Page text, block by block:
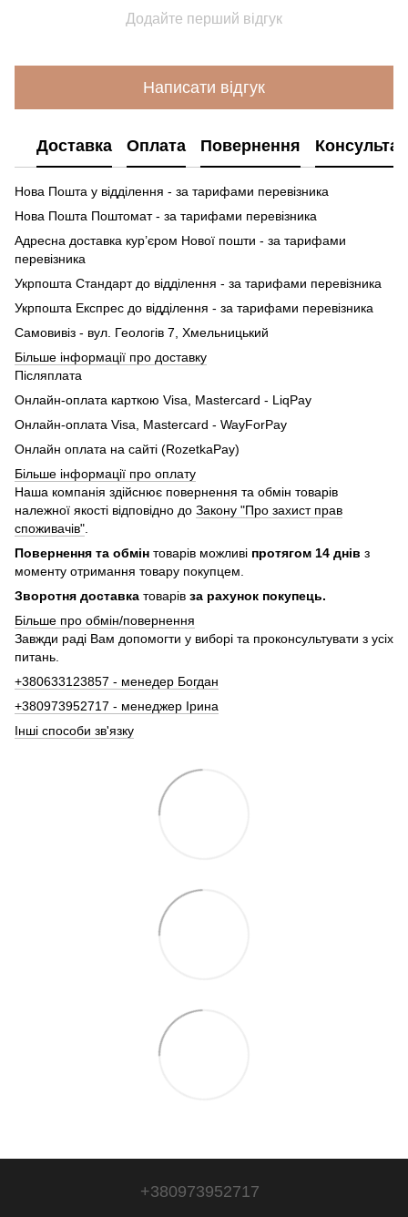
Додайте перший відгук
Написати відгук
Доставка Оплата Повернення
Нова Пошта у відділення - за тарифами перевізника
Нова Пошта Поштомат - за тарифами перевізника
Адресна доставка кур’єром Нової пошти - за тарифами
перевізника
Укрпошта Стандарт до відділення - за тарифами перевізника
Укрпошта Експрес до відділення - за тарифами перевізника
Самовивіз - вул. Геологів 7, Хмельницький
Більше інформації про доставку
Післяплата
Онлайн-оплата карткою Visa, Mastercard - LiqPay
Онлайн-оплата Visa, Mastercard - WayForPay
Онлайн оплата на сайті (RozetkaPay)
Більше інформації про оплату
Наша компанія здійснює повернення та обмін товарів
належної якості відповідно до Закону "Про захист прав
споживачів"
Повернення та обмін товарів можливі протягом 14 днів з
моменту отримання товару покупцем.
Зворотня доставка товарів за рахунок покупець.
Більше про обмін/повернення
Завжди раді Вам допомогти у виборі та проконсультувати з усіх
питань.
+380633123857 - менедер Богдан
+380973952717 - менеджер Ірина
Інші способи зв'язку
+380973952717